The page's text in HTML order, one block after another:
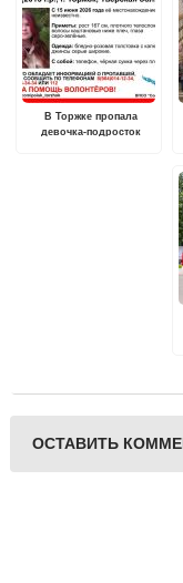
В Торжке пропала
девочка-подросток
ОСТАВИТЬ